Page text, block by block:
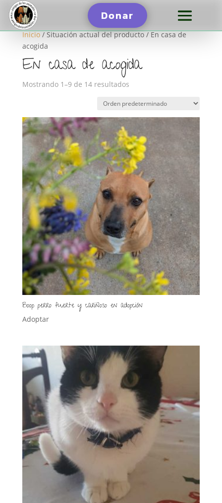
Donar
Inicio/ Situación actual del producto / En casa de
acogida
En casa de acogida
Mostrando 1–9 de 14 resultados
Boop perro fuerte y cariñoso en adopción
Adoptar